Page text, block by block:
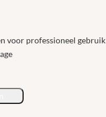
voor professioneel gebruik